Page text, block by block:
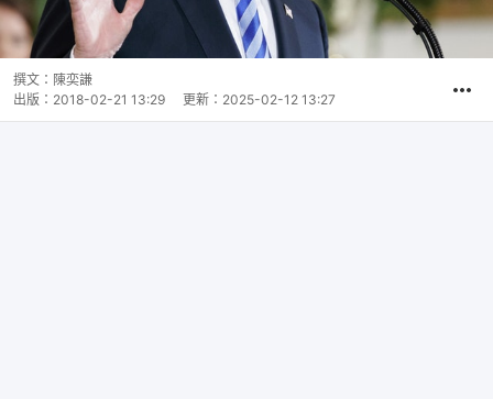
撰文： 陳奕謙
出版： 2018-02-21 13:29 更新： 2025-02-12 13:27